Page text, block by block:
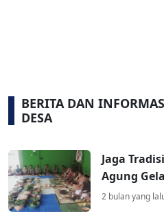
BERITA DAN
DESA
Jaga
Agung
2 bulan yang